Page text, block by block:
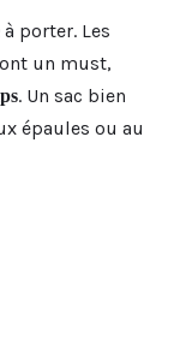
à porter. Les
un must,
. Un sac bien
épaules ou au